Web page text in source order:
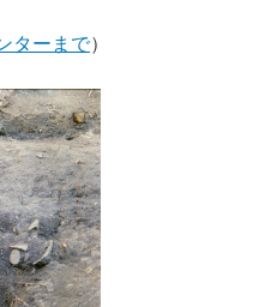
ターまで）